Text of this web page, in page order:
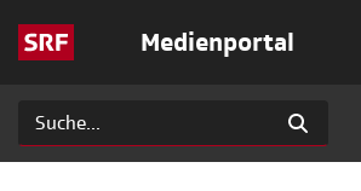
Medienportal